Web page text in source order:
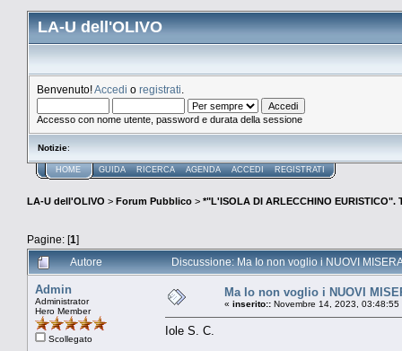
LA-U dell'OLIVO
Benvenuto!Accedi o registrati
Accesso con nome utente, password e durata della sessione
Notizie:
HOME GUIDA RICERCA AGENDA ACCEDI REGISTRATI
LA-U dell'OLIVO > Forum Pubblico > *"L'ISOLA DI ARLECCHINO EURISTICO".
Pagine: [1]
Autore
Discussione: Ma Io non voglio i NUOVI
Admin
Administrator
Hero Member
Scollegato
Ma Io non voglio i NUOVI
« inserito:: Novembre 14, 2023, 03:48:55
Iole S. C.